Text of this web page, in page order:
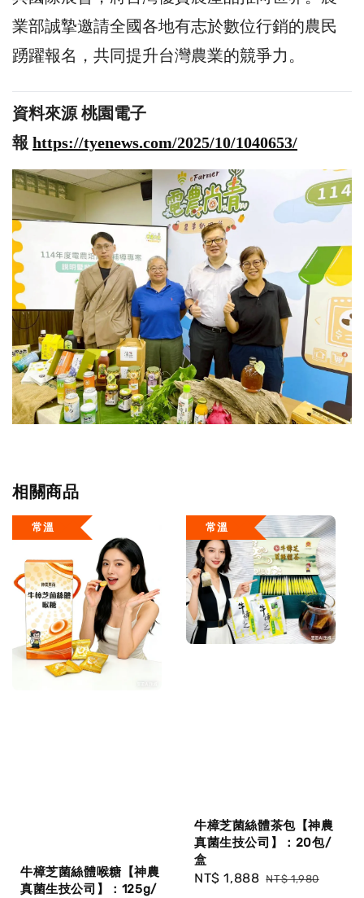
業部誠摯邀請全國各地有志於數位行銷的農民
踴躍報名，共同提升台灣農業的競爭力。
資料來源 桃園電子
報 https://tyenews.com/2025/10/1040653/
相關商品
常溫
牛樟芝菌絲體喉糖【神農
真菌生技公司】：125g/
常溫
牛樟芝菌絲體茶包【神農
真菌生技公司】：20包/
盒
Sale
NT$ 1,888 Regular
NT$ 1,980